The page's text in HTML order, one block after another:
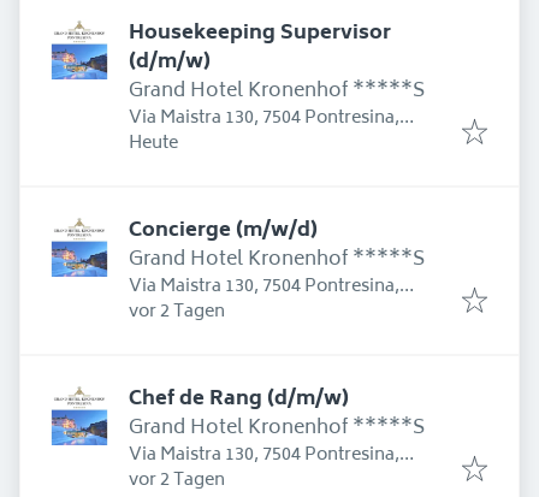
Housekeeping Supervisor
(d/m/w)
Grand Hotel Kronenhof *****S
Via Maistra 130, 7504 Pontresina,
Schweiz
Erschienen
Heute
Concierge (m/w/d)
Grand Hotel Kronenhof *****S
Via Maistra 130, 7504 Pontresina,
Schweiz
Erschienen:
vor 2 Tagen
Chef de Rang (d/m/w)
Grand Hotel Kronenhof *****S
Via Maistra 130, 7504 Pontresina,
Schweiz
Erschienen:
vor 2 Tagen